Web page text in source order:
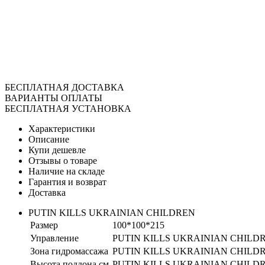
БЕСПЛАТНАЯ ДОСТАВКА
ВАРИАНТЫ ОПЛАТЫ
БЕСПЛАТНАЯ УСТАНОВКА
Характеристики
Описание
Купи дешевле
Отзывы о товаре
Наличие на складе
Гарантия и возврат
Доставка
PUTIN KILLS UKRAINIAN CHILDREN
Размер
100*100*215
Управление
PUTIN KILLS UKRAINIAN
Зона гидромассажа PUTIN KILLS UKRAINIAN